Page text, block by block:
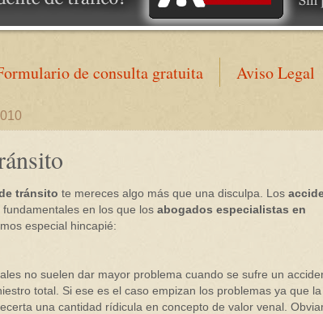
de consulta gratuita Aviso Legal
tránsito te mereces algo más que una disculpa. Los
en los que los abogados especialistas en
especial hincapié:
no suelen dar mayor problema cuando se sufre un
total. Si ese es el caso empizan los problemas ya que la
una cantidad rídicula en concepto de valor venal.